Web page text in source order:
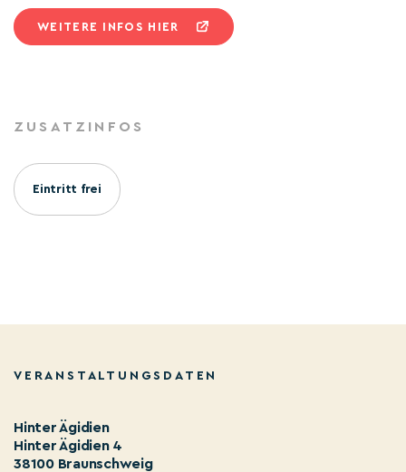
WEITERE INFOS HIER
ZUSATZINFOS
Eintritt frei
VERANSTALTUNGSDATEN
Hinter Ägidien
Hinter Ägidien 4
38100 Braunschweig